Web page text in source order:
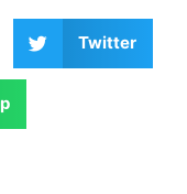
Twitter